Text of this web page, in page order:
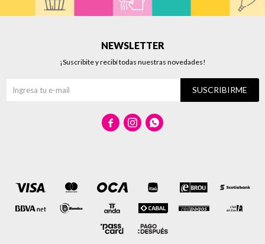
NEWSLETTER
¡Suscribite y recibí todas nuestras novedades!
SUSCRIBIRME
  